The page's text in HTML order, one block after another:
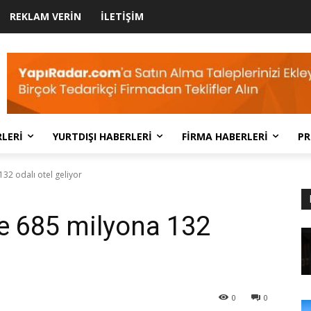
REKLAM VERIN İLETIŞIM
YURTDIŞI HABERLERI FIRMA HABERLERI
odalı otel geliyor
685 milyona 132
0
0